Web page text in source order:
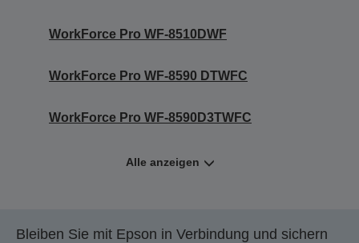
WorkForce Pro WF-8510DWF
WorkForce Pro WF-8590 DTWFC
WorkForce Pro WF-8590D3TWFC
Alle anzeigen
Bleiben Sie mit Epson in Verbindung und sichern